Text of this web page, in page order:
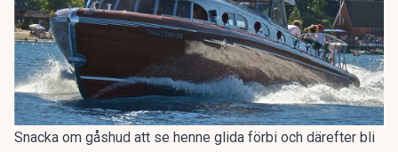
Snacka om gåshud att se henne glida förbi och därefter bli